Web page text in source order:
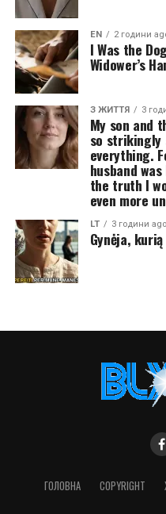
EN 2 години
I Was the
Widower’s
З ЖИТТЯ 3
My son and
so strikingly
everything.
husband
the truth I
even more
LT 3 години ago
Gynėja,
ГОЛОВНА COPYRIGHT